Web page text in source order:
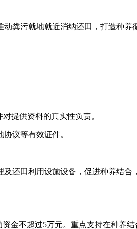
动粪污就地就近消纳还田， 打造种养
提供资料的真实性负责。
议等有效证件。
还田利用设施设备，促进种养结合
资金不超过5万元。重点支持在种养结